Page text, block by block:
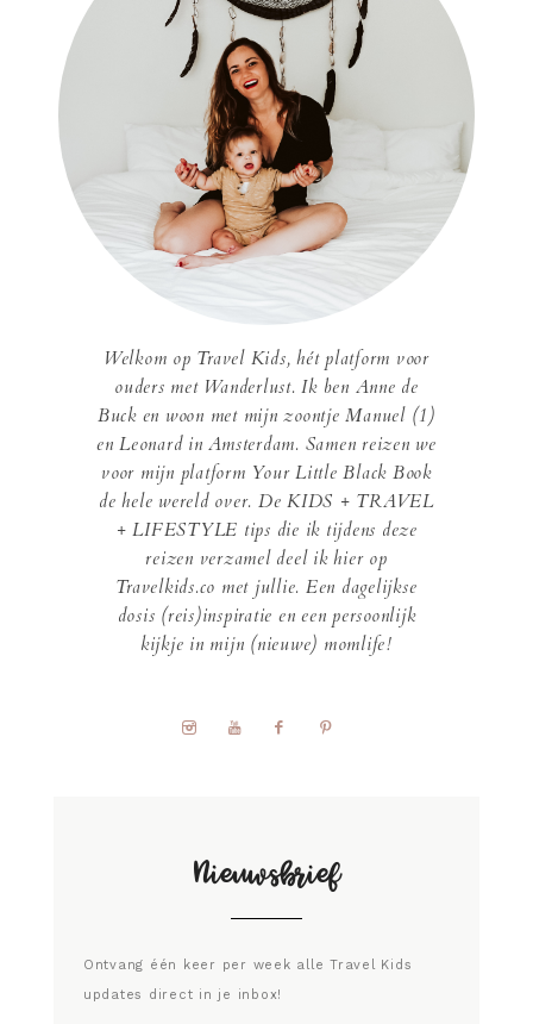
Welkom op Travel Kids, hét platform voor
ouders met Wanderlust. Ik ben Anne de
Buck en woon met mijn zoontje Manuel (1)
en Leonard in Amsterdam. Samen reizen we
voor mijn platform Your Little Black Book
de hele wereld over. De KIDS + TRAVEL
+ LIFESTYLE tips die ik tijdens deze
reizen verzamel deel ik hier op
Travelkids.co met jullie. Een dagelijkse
dosis (reis)inspiratie en een persoonlijk
kijkje in mijn (nieuwe) momlife!
Nieuwsbrief
Ontvang één keer per week alle Travel Kids
updates direct in je inbox!